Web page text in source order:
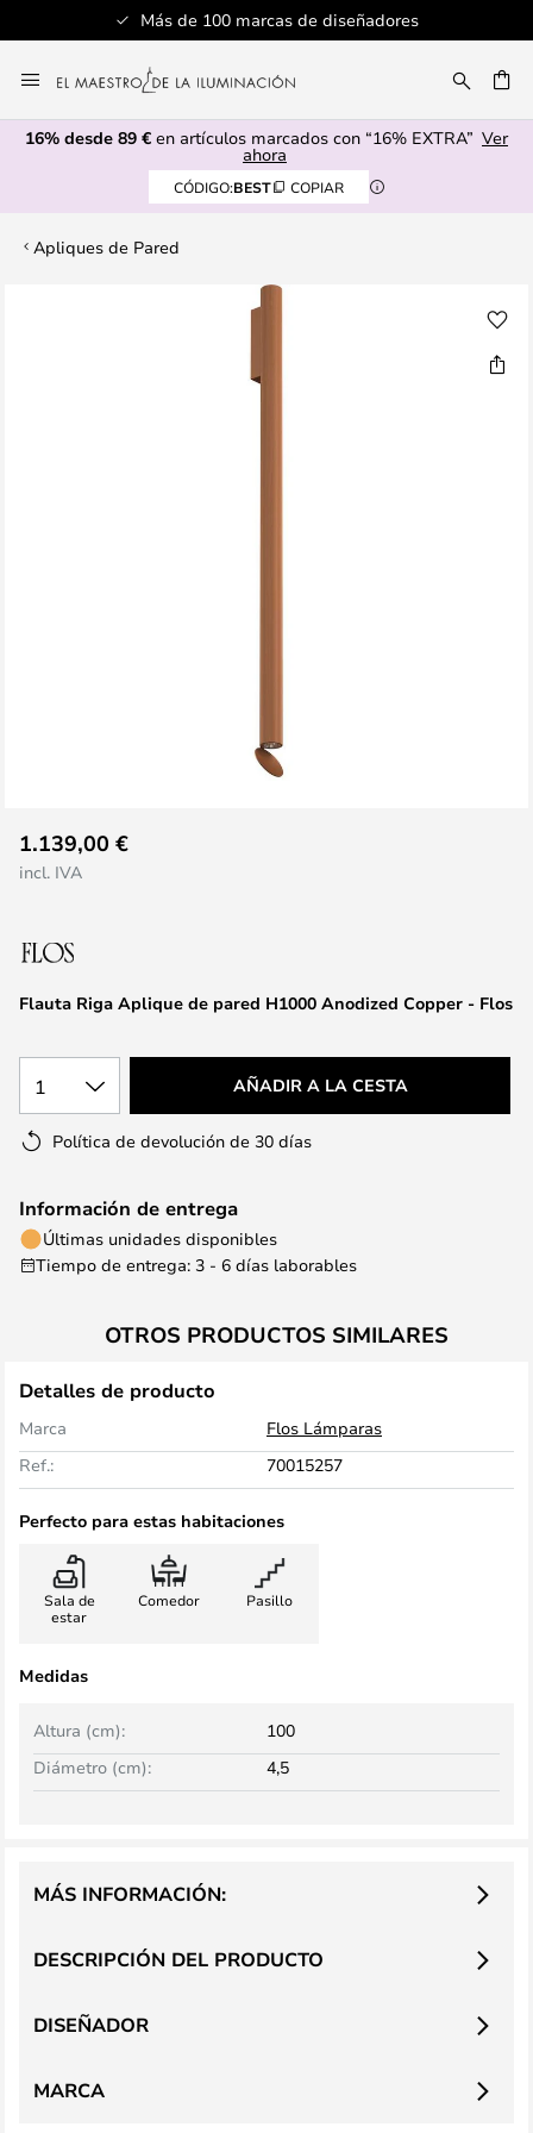
Más de 100 marcas de diseñadores
al
contenido
16% desde 89 € en artículos marcados con “16% EXTRA” Ver
ahora
CÓDIGO:BEST COPIAR
Apliques de Pared
comienzo
galería
deFlauta Riga Aplique de pared H1000 Anodized Copper - Flos
1.139,00 €
incl. IVA
1 AÑADIR A LA CESTA
Política de devolución de 30 días
Información de entrega
Últimas unidades disponibles
Tiempo de entrega: 3 - 6 días laborables
OTROS PRODUCTOS SIMILARES
Detalles de producto
Marca
Flos Lámparas
Ref.:
70015257
Perfecto para estas habitaciones
Sala de
estar
Comedor Pasillo
Medidas
Altura (cm):
100
Diámetro (cm):
4,5
DESCRIPCIÓN DEL PRODUCTO
MÁS INFORMACIÓN:
DISEÑADOR
MARCA